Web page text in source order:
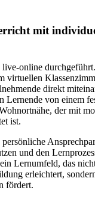
mit
online
virtuellen
direkt
Lernende von einem
der mit
ist.
und den
Lernumfeld, das
erleichtert,
fördert.